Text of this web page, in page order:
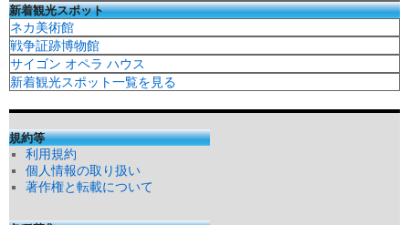
新着観光スポット
ネカ美術館
戦争証跡博物館
サイゴン オペラ ハウス
新着観光スポット一覧を見る
規約等
利用規約
個人情報の取り扱い
著作権と転載について